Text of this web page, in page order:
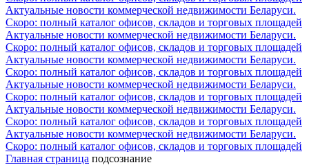
Актуальные новости коммерческой недвижимости Беларуси.
Скоро: полный каталог офисов, складов и торговых площадей
Актуальные новости коммерческой недвижимости Беларуси.
Скоро: полный каталог офисов, складов и торговых площадей
Актуальные новости коммерческой недвижимости Беларуси.
Скоро: полный каталог офисов, складов и торговых площадей
Актуальные новости коммерческой недвижимости Беларуси.
Скоро: полный каталог офисов, складов и торговых площадей
Актуальные новости коммерческой недвижимости Беларуси.
Скоро: полный каталог офисов, складов и торговых площадей
Актуальные новости коммерческой недвижимости Беларуси.
Скоро: полный каталог офисов, складов и торговых площадей
Главная страница подсознание